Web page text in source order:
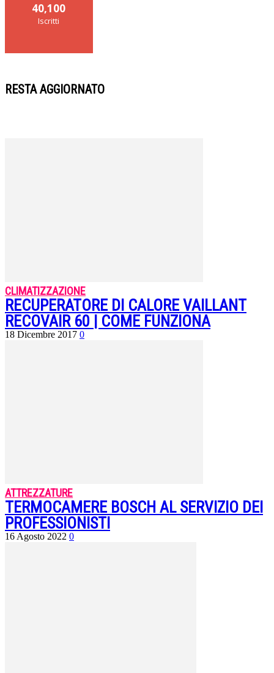
40,100
Iscritti
RESTA AGGIORNATO
CLIMATIZZAZIONE
RECUPERATORE DI CALORE VAILLANT
RECOVAIR 60 | COME FUNZIONA
18 Dicembre 2017 0
ATTREZZATURE
TERMOCAMERE BOSCH AL SERVIZIO DEI
PROFESSIONISTI
16 Agosto 2022 0